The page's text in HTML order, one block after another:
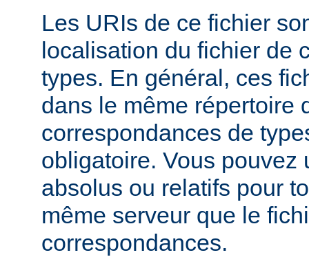
Les URIs de ce fichier
localisation du fichier de
types. En général, ces
dans le même répertoire
correspondances de
obligatoire. Vous pouvez
absolus ou relatifs pour
même serveur que le
correspondances.